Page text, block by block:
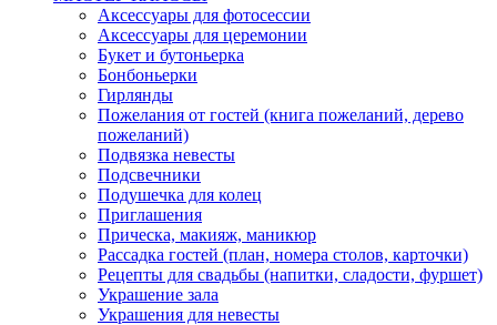
Аксессуары для фотосессии
Аксессуары для церемонии
Букет и бутоньерка
Бонбоньерки
Гирлянды
Пожелания от гостей (книга пожеланий, дерево
пожеланий)
Подвязка невесты
Подсвечники
Подушечка для колец
Приглашения
Прическа, макияж, маникюр
Рассадка гостей (план, номера столов, карточки)
Рецепты для свадьбы (напитки, сладости, фуршет)
Украшение зала
Украшения для невесты